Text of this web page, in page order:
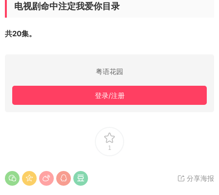
电视剧命中注定我爱你目录
共20集。
粤语花园
登录/注册
1
分享海报